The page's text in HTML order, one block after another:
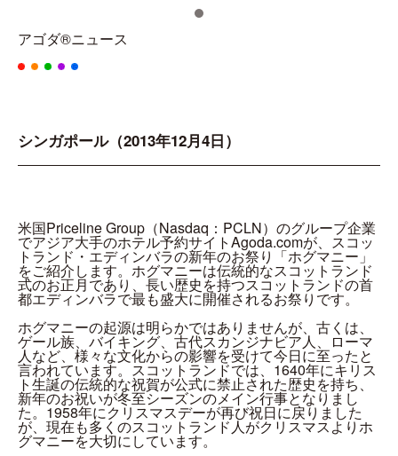
アゴダ®ニュース
シンガポール（2013年12月4日）
米国Priceline Group（Nasdaq：PCLN）のグループ企業
でアジア大手のホテル予約サイトAgoda.comが、スコッ
トランド・エディンバラの新年のお祭り「ホグマニー」
をご紹介します。ホグマニーは伝統的なスコットランド
式のお正月であり、長い歴史を持つスコットランドの首
都エディンバラで最も盛大に開催されるお祭りです。
ホグマニーの起源は明らかではありませんが、古くは、
ゲール族、バイキング、古代スカンジナビア人、ローマ
人など、様々な文化からの影響を受けて今日に至ったと
言われています。スコットランドでは、1640年にキリス
ト生誕の伝統的な祝賀が公式に禁止された歴史を持ち、
新年のお祝いが冬至シーズンのメイン行事となりまし
た。1958年にクリスマスデーが再び祝日に戻りました
が、現在も多くのスコットランド人がクリスマスよりホ
グマニーを大切にしています。